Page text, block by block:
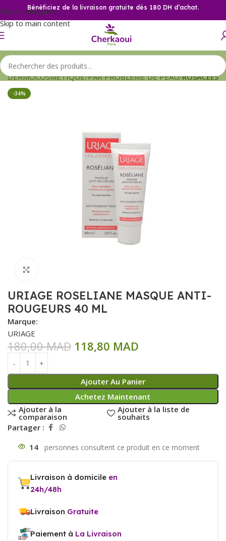
Skip to navigation
Skip to main content
Bénéficiez de la livraison gratuite dès 180 DH d’achat.
DERMOCOSMETIQUE PAR PROBLEME DE PEAU ROSACEES
-34%
URIAGE ROSELIANE MASQUE ANTI-
ROUGEURS 40 ML
Marque:
URIAGE
180,00MAD 118,80 MAD
Ajouter Au Panier
Achetez Maintenant
Ajouter à la
comparaison
Ajouter à la liste de
souhaits
Partager :
14
Livraison à domicile en
24h/48h
Livraison Gratuite
Paiement à La Livraison